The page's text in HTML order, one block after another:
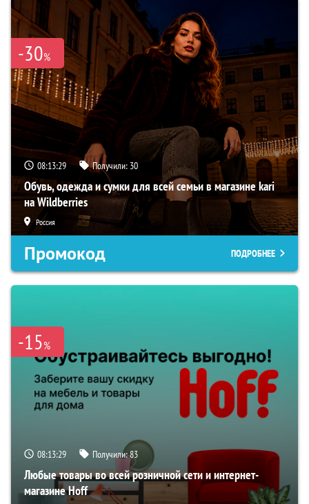
-30%
08:13:28 Получили: 30
Обувь, одежда и сумки для всей семьи в магазине kari
на Wildberries
Россия
Промокод ПОДРОБНЕЕ
-15%
08:13:28 Получили:83
Любые товары во всей розничной сети и интернет-
магазине Hoff